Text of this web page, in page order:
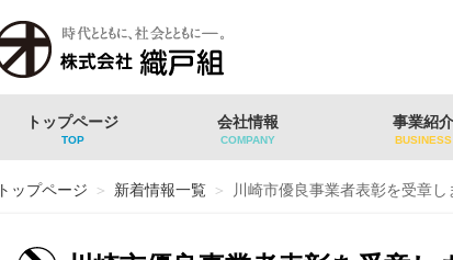
トップページ
TOP
会社情報
COMPANY
事業紹介
BUSINESS
トップページ ＞ 新着情報一覧 ＞ 川崎市優良事業者表彰を受章し